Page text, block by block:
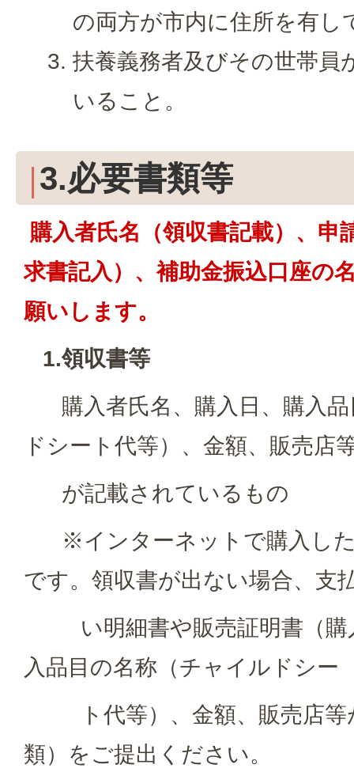
の両方が市内に住所を有し
扶養義務者及びその世帯員
いること。
3.必要書類等
購入者氏名（領収書記載）、申
求書記入）、補助金振込口座の
願いします。
1.領収書等
購入者氏名、購入日、購入品
ドシート代等）、金額、販売店
が記載されているもの
※インターネットで購入した
です。領収書が出ない場合、支
い明細書や販売証明書（購
入品目の名称（チャイルドシー
ト代等）、金額、販売店等
類）をご提出ください。